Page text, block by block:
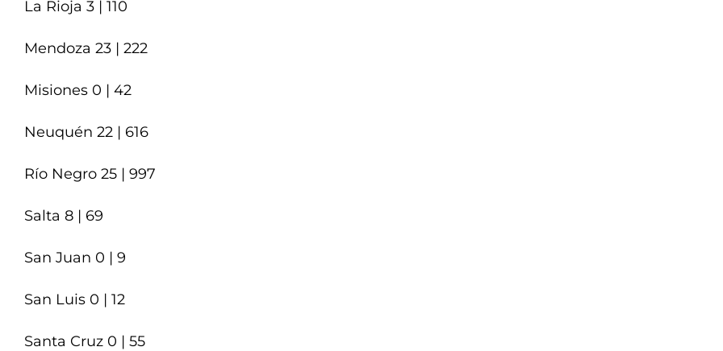
La Rioja 3 | 110
Mendoza 23 | 222
Misiones 0 | 42
Neuquén 22 | 616
Río Negro 25 | 997
Salta 8 | 69
San Juan 0 | 9
San Luis 0 | 12
Santa Cruz 0 | 55